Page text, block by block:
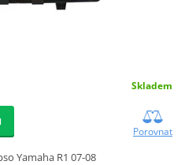
Skladem
Porovnat
Yamaha R1 07-08